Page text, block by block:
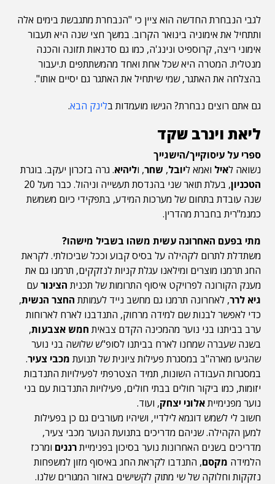
לגבי הנבחרת החדשה הוא ציין כי "הנבחרת מתגבשת בימים אלה
ותתחיל את אימוניה בינואר הקרוב. במשך חצי שנה היא תעבור
אימוני ריצה, קרוספיט ונינג'ה, כמו גם סדנאות תזונה והכנה
מנטלית. המטרה היא שכל אחת ואחד מהמשתתפים ת.יעבור
בהצלחה את האתגר, שמי שיתחיל את האתגר גם יסיים אותו".
גם אתם רוצים נבחרת? הגישו מועמדות בלינק הבא.
ליאת וינרב שקד
ספרי על עיסוקייך/הישגייך
נשואה לאיל ואמא ליובל, שחר, וליהיא. גרה בזכרון יעקב. בוגרת
הטכניון
, בעלת תואר שני בהנדסת תעשייה וניהול. כבר מעל 20
שנה עובדת בתחום של מערכות המידע, בתפקידי כיום משמשת
כמנמ"רית בחברת מהדרין.
מתי בפעם האחרונה עשית משהו בשביל מישהו?
משתדלת לתרום לקהילה על בסיס קבוע וככל שביכולתי. לקראת
החג תרמנו מוצרים ומילאנו עגלת קניות לנזקקים, תרמנו גם את
מענק הקורונה לפרויקט איסוף התרומות של תכנית הצינורעם
גיא לרר, לאחרונה תרמנו גם מחשב נייד לעמותת החצר הנשית,
כדי לאפשר לבנות שם למידה מרחוק, התנדבנו לארח לארוחות
ערב בביתנו בני נוער מהמכינה הקדם צבאית חמש אצבעות,
בשנה שעברה שמחנו לארח בביתנו לסופ"ש שלושה בני נוער
שהגיעו מארה"ב במסגרת פעילות ציונית של תנועת מכבי צעיר.
במסגרות העבודה השונות, תמיד הצטרפתי לפעילויות התנדבות
יזומות, כמו ביקור חולים בבתי חולים, פעילויות התנדבות עם בני
נוער מפנימייתאלוני יצחק, ועוד.
חשוב לי לשמש דוגמא לילדיי, ושיהיו מעורבים גם כן בפעילות
למען הקהילה. שניהם מדריכים בתנועת הנוער מכבי צעיר,
מדריכים בשנים האחרונות נוער בסיכון בפנימייתרננים ומרכז
הלמידה מקסם, התנדבו לקראת החג באיסוף מזון למשפחות
נזקקות וחלוקה של שי מתוק לקשישים באזור המגורים שלנו.